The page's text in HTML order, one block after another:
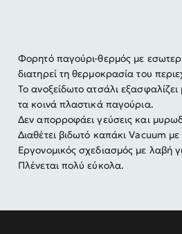
Φορητό παγούρι-θερμός με
διατηρεί τη θερμοκρασία του
Το ανοξείδωτο ατσάλι
τα κοινά πλαστικά παγούρια.
Δεν απορροφάει γεύσεις και
Διαθέτει βιδωτό καπάκι Vacuum με
Εργονομικός σχεδιασμός με λαβή
Πλένεται πολύ εύκολα.